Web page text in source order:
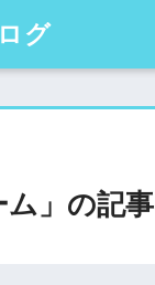
グ
ム」の記